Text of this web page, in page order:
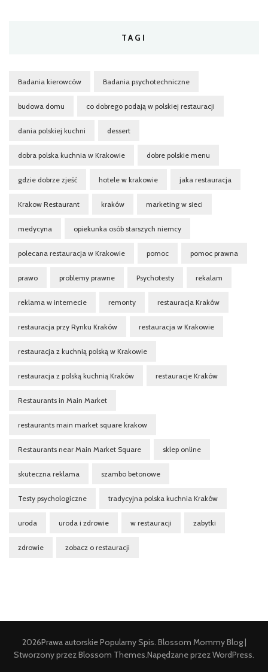
TAGI
Badania kierowców Badania psychotechniczne
budowa domu co dobrego podają w polskiej restauracji
dania polskiej kuchni dessert
dobra polska kuchnia w Krakowie dobre polskie menu
gdzie dobrze zjeść hotele w krakowie jaka restauracja
Krakow Restaurant kraków marketing w sieci
medycyna opiekunka osób starszych niemcy
polecana restauracja w Krakowie pomoc pomoc prawna
prawo problemy prawne Psychotesty rekalam
reklama w internecie remonty restauracja Kraków
restauracja przy Rynku Kraków restauracja w Krakowie
restauracja z kuchnią polską w Krakowie
restauracja z polską kuchnią Kraków restauracje Kraków
Restaurants in Main Market
restaurants main market square krakow
Restaurants near Main Market Square sklep online
skuteczna reklama szambo betonowe
Testy psychologiczne tradycyjna polska kuchnia Kraków
uroda uroda i zdrowie w restauracji zabytki
zdrowie zobacz o restauracji
2026Prawa autorskiePopularny Spis. Blossom Mommy Blog |
Stworzony przezBlossom Themes.Napędzane przezWordPress.